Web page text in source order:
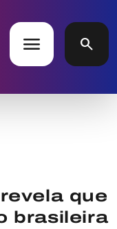
menu search
que
brasileira